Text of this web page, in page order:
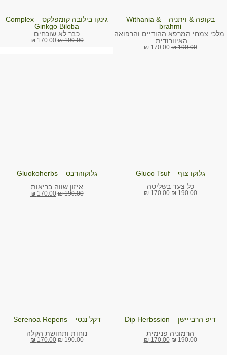
בקופה & ויתניה – Withania &
brahmi
מלכי צמחי המרפא ההודיים והרפואה
האיוורודית
190.00
₪
170.00
₪
גינקו בילובה קומפלקס – Complex
Ginkgo Biloba
כבר לא שוכחים
190.00
₪
170.00
₪
גלוקו צוף – Gluco Tsuf
כל צעד בשליטה
190.00
₪
170.00
₪
גלוקוהרבס – Gluokoherbs
איזון שווה בריאות
190.00
₪
170.00
₪
דיפ הרבייישן – Dip Herbssion
הרמוניה פנימית
190.00
₪
170.00
₪
דקל ננסי – Serenoa Repens
נוחות ותחושת הקלה
190.00
₪
170.00
₪